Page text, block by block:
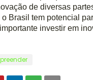
de diversas
o Brasil tem potencial
importante investir em